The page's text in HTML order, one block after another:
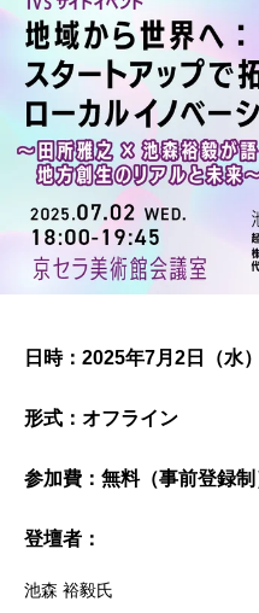
日時：2025年7月2日（水
形式 ：オフライン
参加費 ：無料（事前登録制
登壇者：
池森 裕毅氏